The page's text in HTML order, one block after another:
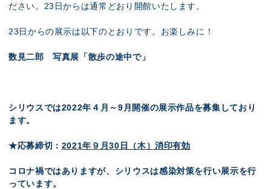
ださい。23日からは通常どおり開館いたします。
23日からの展示は以下のとおりです。お楽しみに！
数見二郎 写真展「散歩の途中で」
シリウスでは2022年４月～9月開催の展示作品を募集しており
ます。
★応募締切： 2021年９月30日（木）消印有効
コロナ禍ではありますが、シリウスは感染対策を行い展示を行
っています。